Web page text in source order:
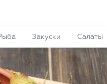
Закуски Салаты